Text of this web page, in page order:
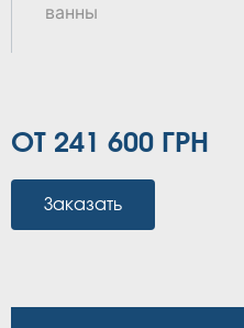
ванны
ОТ 241 600 ГРН
Заказать